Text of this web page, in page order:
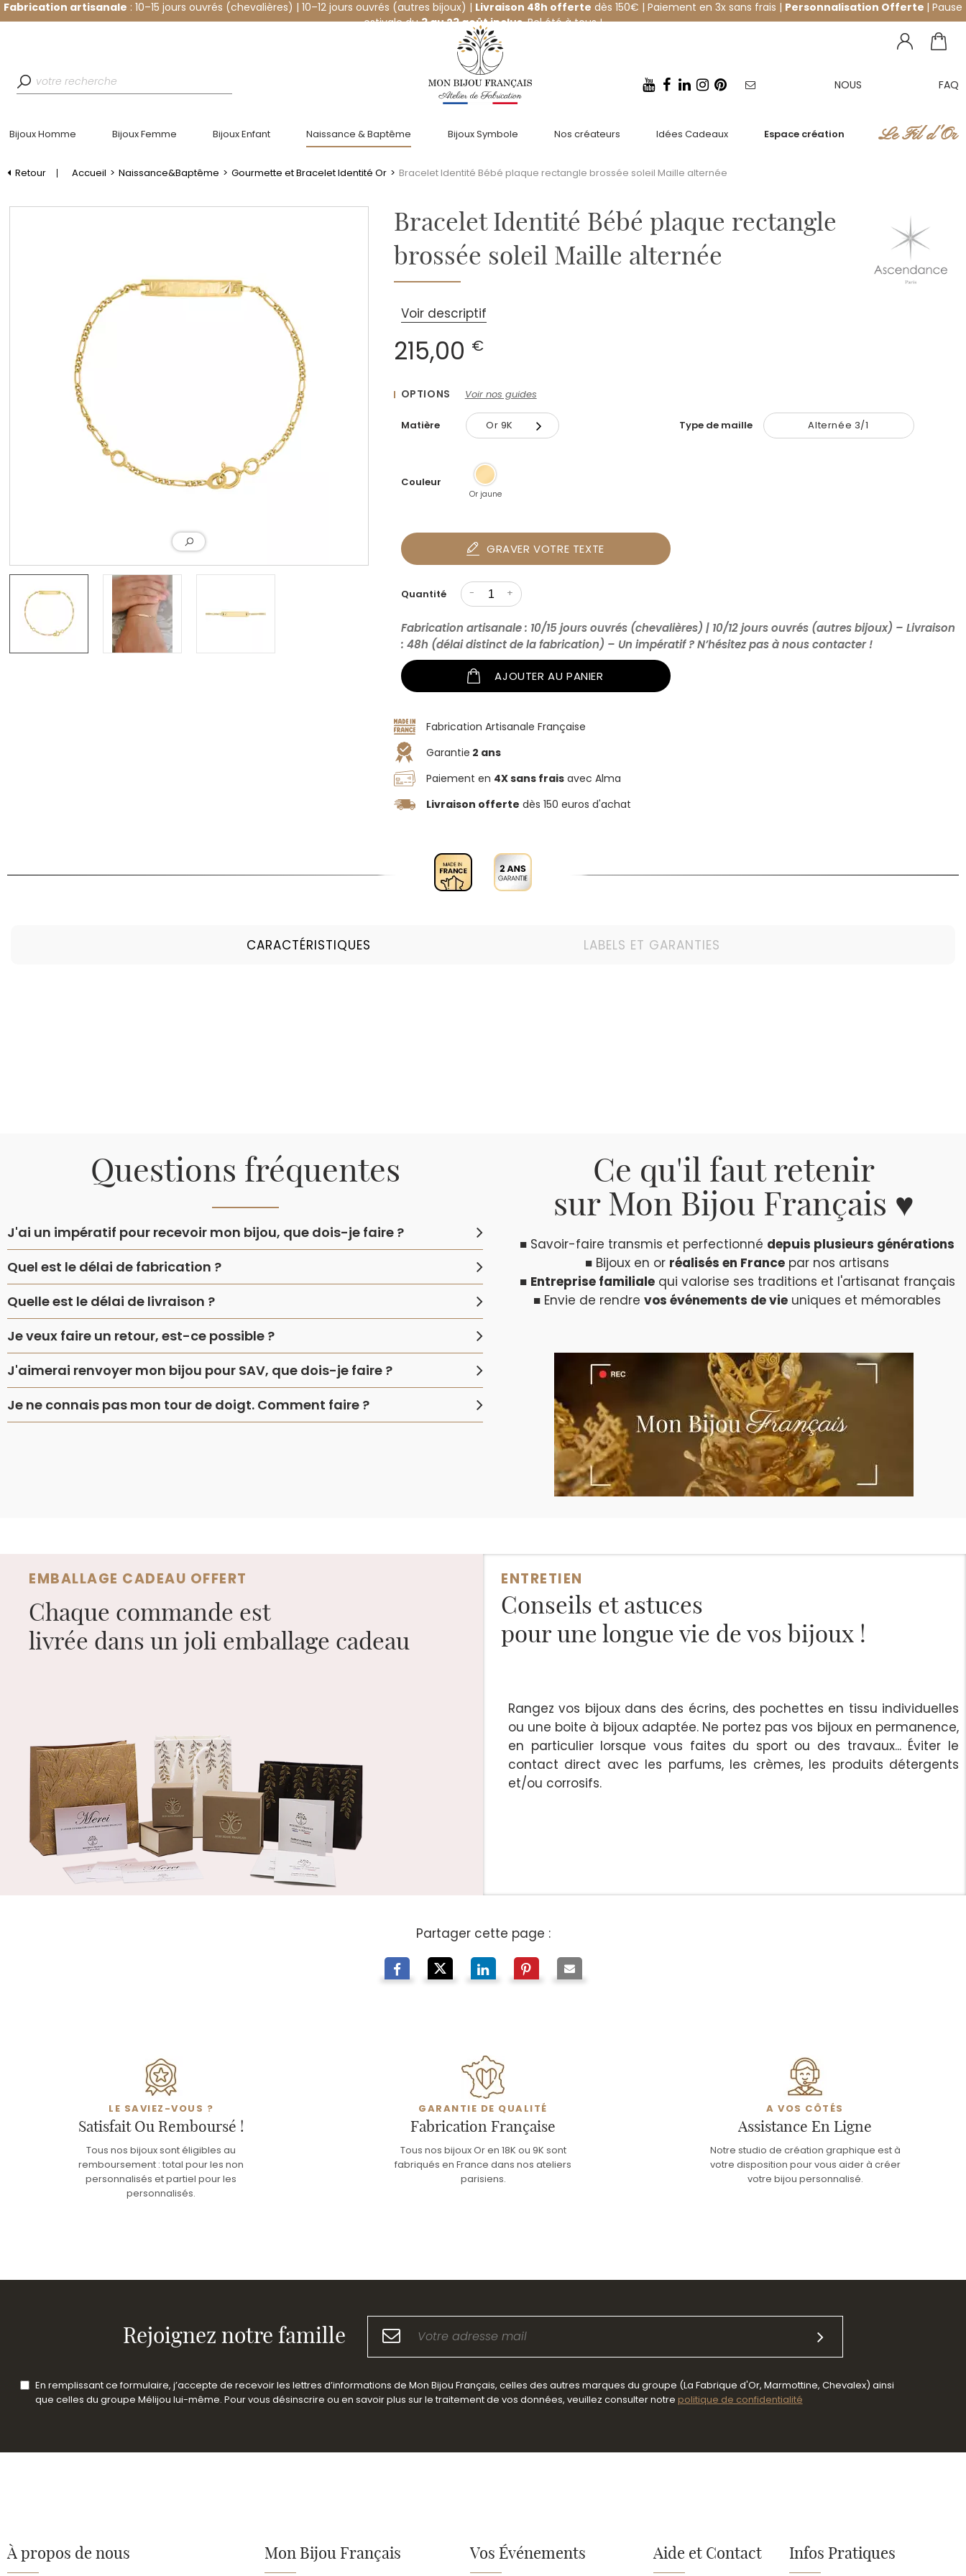
Fabrication artisanale : 10–15 jours ouvrés (chevalières) | 10–12 jours ouvrés (autres bijoux) | Livraison 48h offerte dès 150€ | Paiement en 3x sans frais | Personnalisation Offerte | Pause
estivale du3 au 23 août inclus. Bel été à tous !
NOUS
FAQ
Bijoux Homme Bijoux Femme Bijoux Enfant Naissance & Baptême Bijoux Symbole Nos créateurs Idées Cadeaux Espace création Le Fil d'Or
Retour Accueil > Naissance&Baptême > Gourmette et Bracelet Identité Or > Bracelet Identité Bébé plaque rectangle brossée soleil Maille alternée
Bracelet Identité Bébé plaque rectangle
brossée soleil Maille alternée
Voir descriptif
215,00 €
OPTIONS Voir nos guides
Matière Or 9K
Or 18K
Type de maille Alternée 3/1
Couleur
Or jaune
GRAVER VOTRE TEXTE
Quantité - +
Fabrication artisanale : 10/15 jours ouvrés (chevalières) | 10/12 jours ouvrés (autres bijoux) – Livraison
: 48h (délai distinct de la fabrication) – Un impératif ? N’hésitez pas à nous contacter !
AJOUTER AU PANIER
Fabrication Artisanale Française
Garantie 2 ans
Paiement en 4X sans fraisavec Alma
Livraison offerte dès 150 euros d'achat
CARACTÉRISTIQUES LABELS ET GARANTIES
Questions fréquentes
J'ai un impératif pour recevoir mon bijou, que dois-je faire ?
Quel est le délai de fabrication ?
Quelle est le délai de livraison ?
Je veux faire un retour, est-ce possible ?
J'aimerai renvoyer mon bijou pour SAV, que dois-je faire ?
Je ne connais pas mon tour de doigt. Comment faire ?
Ce qu'il faut retenir
sur Mon Bijou Français ♥
■ Savoir-faire transmis et perfectionné depuis plusieurs générations
■ Bijoux en or réalisés en France par nos artisans
■ Entreprise familialequi valorise ses traditions et l'artisanat français
■ Envie de rendre vos événements de vie uniques et mémorables
EMBALLAGE CADEAU OFFERT
Chaque commande est
livrée dans un joli emballage cadeau
ENTRETIEN
Conseils et astuces
pour une longue vie de vos bijoux !
Rangez vos bijoux dans des écrins, des pochettes en tissu individuelles
ou une boite à bijoux adaptée. Ne portez pas vos bijoux en permanence,
en particulier lorsque vous faites du sport ou des travaux... Éviter le
contact direct avec les parfums, les crèmes, les produits détergents
et/ou corrosifs.
Partager cette page :
LE SAVIEZ-VOUS ?
Satisfait Ou Remboursé !
Tous nos bijoux sont éligibles au
remboursement : total pour les non
personnalisés et partiel pour les
personnalisés.
GARANTIE DE QUALITÉ
Fabrication Française
Tous nos bijoux Or en 18K ou 9K sont
fabriqués en France dans nos ateliers
parisiens.
A VOS CÔTÉS
Assistance En Ligne
Notre studio de création graphique est à
votre disposition pour vous aider à créer
votre bijou personnalisé.
Rejoignez notre famille
En remplissant ce formulaire, j’accepte de recevoir les lettres d’informations de Mon Bijou Français, celles des autres marques du groupe (La Fabrique d'Or, Marmottine, Chevalex) ainsi
que celles du groupe Mélijou lui-même. Pour vous désinscrire ou en savoir plus sur le traitement de vos données, veuillez consulter notre politique de confidentialité
À propos de nous Mon Bijou Français Vos Événements Aide et Contact Infos Pratiques